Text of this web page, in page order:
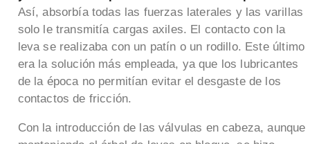
Así, absorbía todas las fuerzas laterales y las varillas
solo le transmitía cargas axiles. El contacto con la
leva se realizaba con un patín o un rodillo. Este último
era la solución más empleada, ya que los lubricantes
de la época no permitían evitar el desgaste de los
contactos de fricción.
Con la introducción de las válvulas en cabeza, aunque